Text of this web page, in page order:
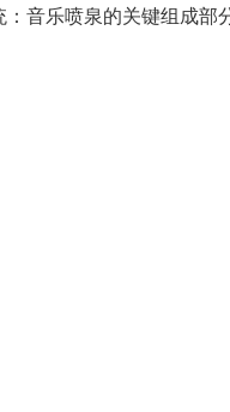
音乐喷泉的关键组成